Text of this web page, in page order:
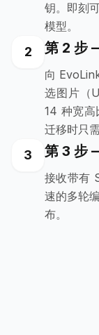
钥。即刻
模型。
2 第 2 步
向
选图片（
14 种宽
迁移时只
3 第 3 步
接收带有
速的多轮
布。